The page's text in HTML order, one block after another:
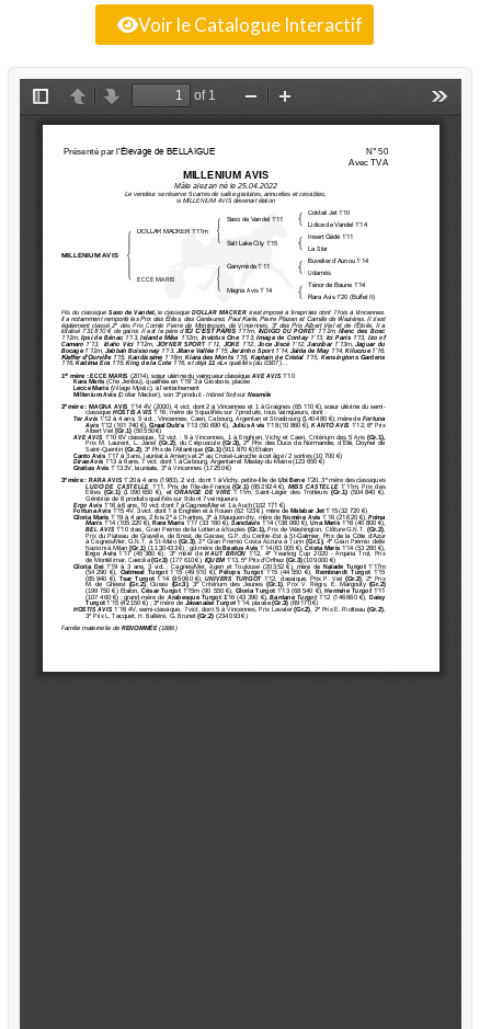
Voir le Catalogue Interactif